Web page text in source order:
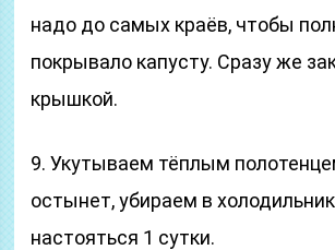
надо до самых краёв, чтобы
покрывало капусту. Сразу же
крышкой.
9. Укутываем тёплым
остынет, убираем в
настояться 1 сутки.